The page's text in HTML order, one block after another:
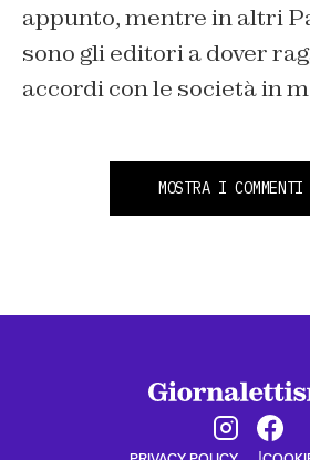
appunto, mentre in altri
sono gli editori a dover
accordi con le società in
MOSTRA I COMMENTI